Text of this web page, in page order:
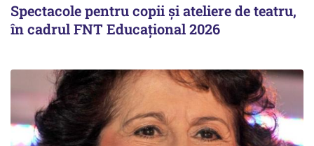
Spectacole pentru copii și ateliere de teatru,
în cadrul FNT Educațional 2026